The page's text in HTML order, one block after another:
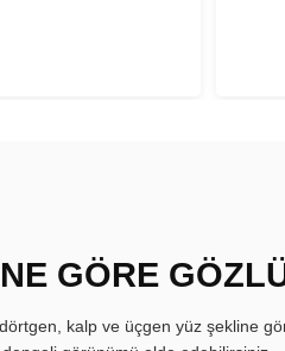
GÖRE
kalp ve üçgen yüz şekline